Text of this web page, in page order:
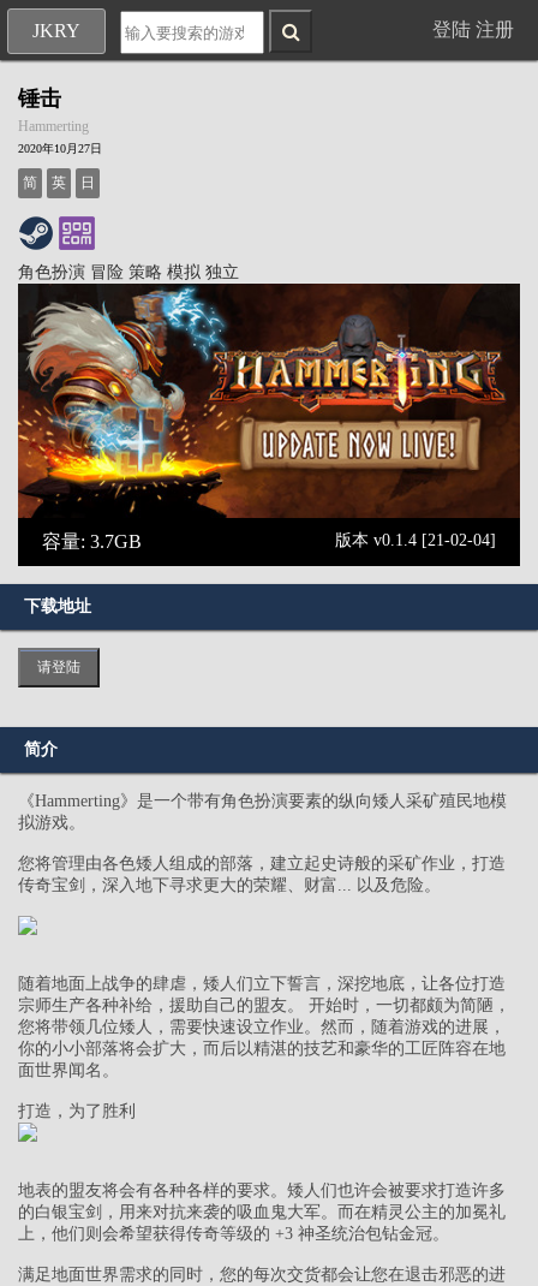
JKRY 登陆 注册
锤击
Hammerting
2020年10月27日
简 英 日
角色扮演 冒险 策略 模拟 独立
容量: 3.7GB 版本 v0.1.4 [21-02-04]
下载地址
请登陆
简介
《Hammerting》是一个带有角色扮演要素的纵向矮人采矿殖民地模
拟游戏。
您将管理由各色矮人组成的部落，建立起史诗般的采矿作业，打造
传奇宝剑，深入地下寻求更大的荣耀、财富... 以及危险。
随着地面上战争的肆虐，矮人们立下誓言，深挖地底，让各位打造
宗师生产各种补给，援助自己的盟友。 开始时，一切都颇为简陋，
您将带领几位矮人，需要快速设立作业。然而，随着游戏的进展，
你的小小部落将会扩大，而后以精湛的技艺和豪华的工匠阵容在地
面世界闻名。
打造，为了胜利
地表的盟友将会有各种各样的要求。矮人们也许会被要求打造许多
的白银宝剑，用来对抗来袭的吸血鬼大军。而在精灵公主的加冕礼
上，他们则会希望获得传奇等级的 +3 神圣统治包钻金冠。
满足地面世界需求的同时，您的每次交货都会让您在退击邪恶的进